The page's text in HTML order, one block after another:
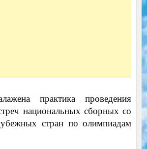
практика проведения
национальных сборных со
стран по олимпиадам